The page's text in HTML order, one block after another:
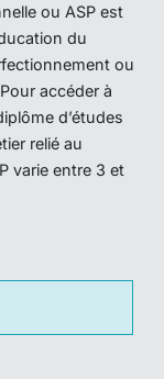
ou ASP est
du
ou
accéder à
d’études
relié au
varie entre 3 et